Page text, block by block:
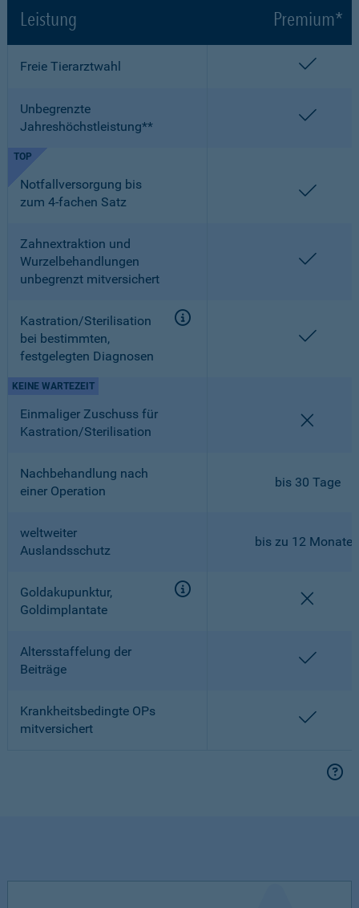
Leistung Premium*
Freie Tierarztwahl
Unbegrenzte
Jahreshöchstleistung**
Notfallversorgung bis
zum 4-fachen Satz
TOP
Zahnextraktion und
Wurzelbehandlungen
unbegrenzt mitversichert
Kastration/Sterilisation
bei bestimmten,
festgelegten Diagnosen
Einmaliger Zuschuss für
Kastration/Sterilisation
KEINE WARTEZEIT
Nachbehandlung nach
einer Operation
bis 30 Tage
weltweiter
Auslandsschutz
bis zu 12 Monaten
Goldakupunktur,
Goldimplantate
Altersstaffelung der
Beiträge
Krankheitsbedingte OPs
mitversichert